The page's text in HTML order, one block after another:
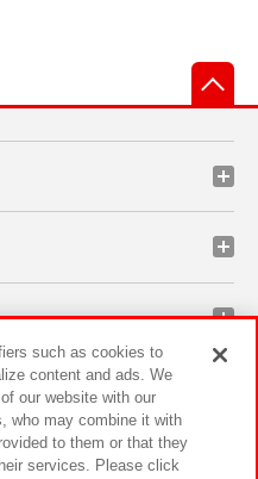
such as cookies to
content and ads. We
our website with our
who may combine it with
to them or that they
services. Please click